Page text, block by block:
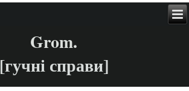
Grom.
[гучні справи]